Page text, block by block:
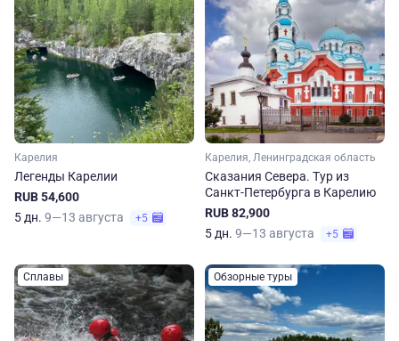
Карелия
Легенды Карелии
RUB 54,600
5 дн. 9—13 августа +5
Карелия, Ленинградская область
Сказания Севера. Тур из
Санкт-Петербурга в Карелию
RUB 82,900
5 дн. 9—13 августа +5
Сплавы Обзорные туры